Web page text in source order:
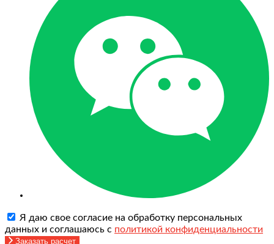
Я даю свое согласие на обработку персональных
данных и соглашаюсь с политикой конфиденциальности
Заказать расчет